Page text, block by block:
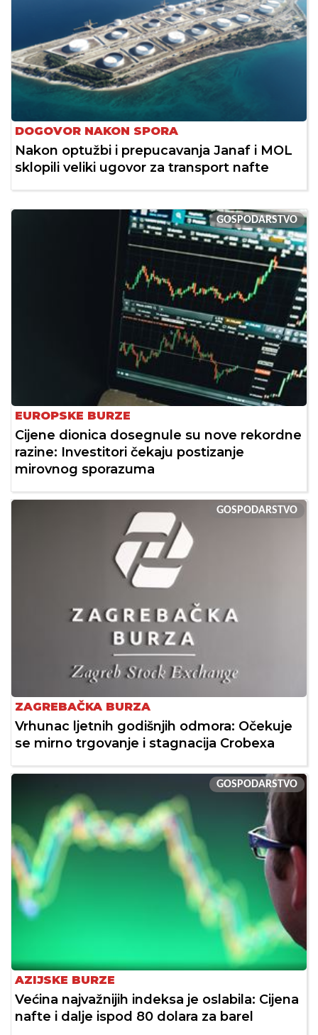
DOGOVOR NAKON SPORA
Nakon optužbi i prepucavanja Janaf i MOL
sklopili veliki ugovor za transport nafte
GOSPODARSTVO
EUROPSKE BURZE
Cijene dionica dosegnule su nove rekordne
razine: Investitori čekaju postizanje
mirovnog sporazuma
GOSPODARSTVO
ZAGREBAČKA BURZA
Vrhunac ljetnih godišnjih odmora: Očekuje
se mirno trgovanje i stagnacija Crobexa
GOSPODARSTVO
AZIJSKE BURZE
Većina najvažnijih indeksa je oslabila: Cijena
nafte i dalje ispod 80 dolara za barel